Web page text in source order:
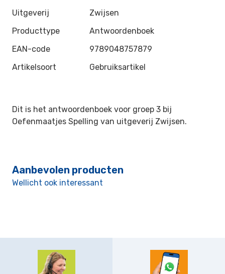
Uitgeverij
Zwijsen
Producttype
Antwoordenboek
EAN-code
9789048757879
Artikelsoort
Gebruiksartikel
Dit is het antwoordenboek voor groep 3 bij
Oefenmaatjes Spelling van uitgeverij Zwijsen.
Aanbevolen producten
Wellicht ook interessant